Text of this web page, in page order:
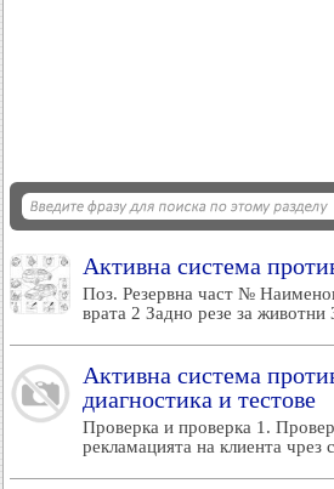
Активна система
Поз. Резервна част №
врата 2 Задно резе за животни
Активна система
диагностика и тестове
Проверка и проверка 1.
рекламацията на клиента чрез